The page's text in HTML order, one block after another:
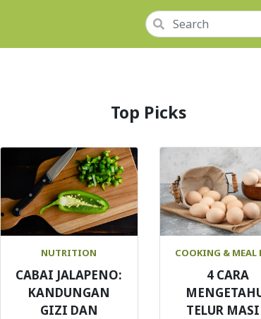
Top Picks
NUTRITION
CABAI JALAPENO:
KANDUNGAN
GIZI DAN
COOKING & MEAL
4 CARA
TELUR